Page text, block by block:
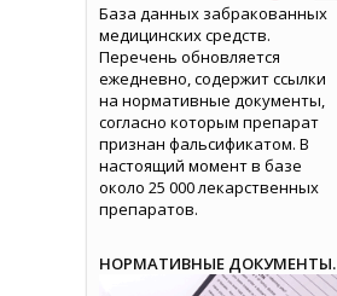
База данных забракованных
медицинских средств.
Перечень обновляется
ежедневно, содержит ссылки
на нормативные документы,
согласно которым препарат
признан фальсификатом. В
настоящий момент в базе
около 25 000 лекарственных
препаратов.
НОРМАТИВНЫЕ ДОКУМЕНТЫ.